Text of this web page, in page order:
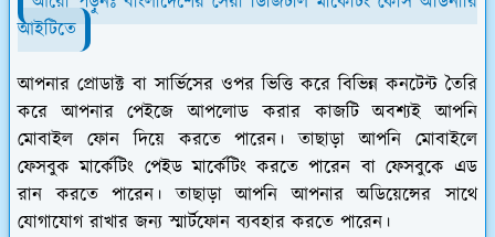
আইটিতে
আপনার প্রোডাক্ট বা সার্ভিসের ওপর ভিত্তি করে বিভিন্ন কনটেন্ট তৈরি
করে আপনার পেইজে আপলোড করার কাজটি অবশ্যই আপনি
মোবাইল ফোন দিয়ে করতে পারেন। তাছাড়া আপনি মোবাইলে
ফেসবুক মার্কেটিং পেইড মার্কেটিং করতে পারেন বা ফেসবুকে এড
রান করতে পারেন। তাছাড়া আপনি আপনার অডিয়েন্সের সাথে
যোগাযোগ রাখার জন্য স্মার্টফোন ব্যবহার করতে পারেন।